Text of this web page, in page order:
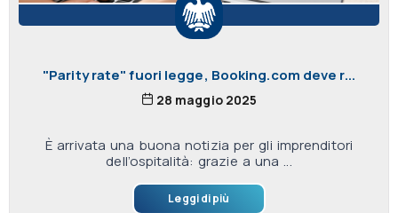
"Parity rate" fuori legge, Booking.com deve r...
28 maggio 2025
È arrivata una buona notizia per gli imprenditori
dell’ospitalità: grazie a una ...
Leggi di più